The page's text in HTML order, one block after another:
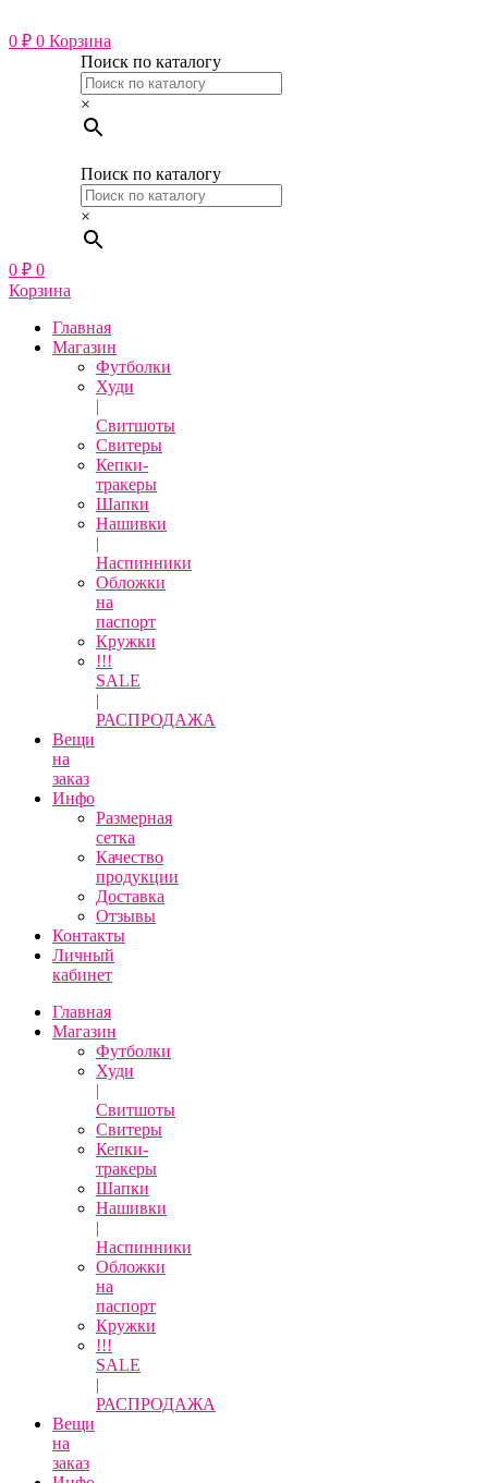
к
содержимому
0 ₽ 0 Корзина
Поиск по каталогу
×
Поиск по каталогу
×
0 ₽ 0
Корзина
Главная
Магазин
Футболки
Худи
|
Свитшоты
Свитеры
Кепки-
тракеры
Шапки
Нашивки
|
Наспинники
Обложки
на
паспорт
Кружки
!!!
SALE
|
РАСПРОДАЖА
Вещи
на
заказ
Инфо
Размерная
сетка
Качество
продукции
Доставка
Отзывы
Контакты
Личный
кабинет
Главная
Магазин
Футболки
Худи
|
Свитшоты
Свитеры
Кепки-
тракеры
Шапки
Нашивки
|
Наспинники
Обложки
на
паспорт
Кружки
!!!
SALE
|
РАСПРОДАЖА
Вещи
на
заказ